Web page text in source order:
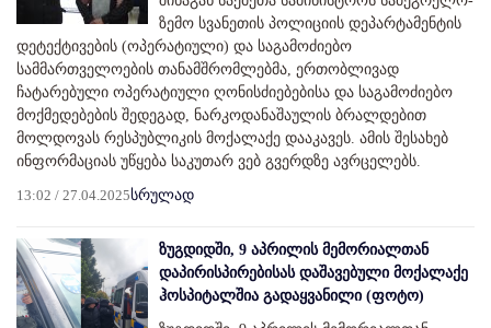
ზემო სვანეთის პოლიციის დეპარტამენტის
დეტექტივების (ოპერატიული) და საგამოძიებო
სამმართველოების თანამშრომლებმა, ერთობლივად
ჩატარებული ოპერატიული ღონისძიებებისა და საგამოძიებო
მოქმედებების შედეგად, ნარკოდანაშაულის ბრალდებით
მოლდოვას რესპუბლიკის მოქალაქე დააკავეს. ამის შესახებ
ინფორმაციას უწყება საკუთარ ვებ გვერდზე ავრცელებს.
13:02 / 27.04.2025სრულად
ზუგდიდში, 9 აპრილის მემორიალთან
დაპირისპირებისას დაშავებული მოქალაქე
ჰოსპიტალშია გადაყვანილი (ფოტო)